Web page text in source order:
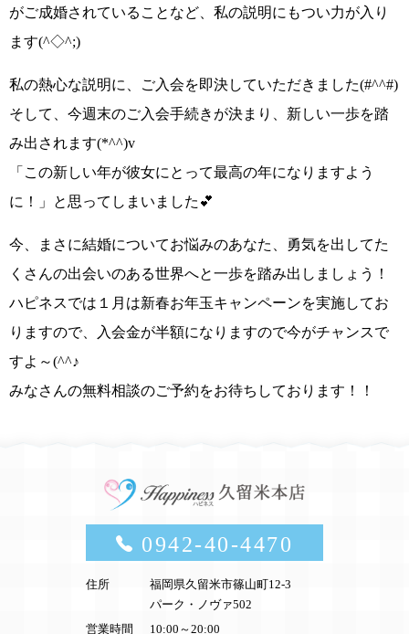
がご成婚されていることなど、 私の説明にもつい力が入り
ます(^◇^;)
私の熱心な説明に、 ご入会を即決していただきました(#^^#)
そして、今週末のご入会手続きが決まり、 新しい一歩を踏
み出されます(*^^)v
「この新しい年が彼女にとって最高の年になりますよう
に！」
と思ってしまいました💕
今、まさに結婚についてお悩みのあなた、勇気を出してた
くさんの出会いのある世界へと一歩を踏み出しましょう！
ハピネスでは １月は新春お年玉キャンペーンを実施してお
りますので、
入会金が半額になりますので今がチャンスで
すよ～(^^♪
みなさんの無料相談のご予約をお待ちしております！！
0942-40-4470
住所
福岡県久留米市篠山町12-3
パーク・ノヴァ502
営業時間
10:00～20:00